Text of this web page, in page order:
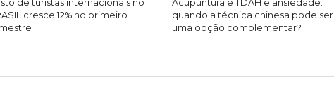
de turistas internacionais no
cresce 12% no primeiro
Acupuntura e TDAH e ansiedade:
quando a técnica chinesa pode ser
uma opção complementar?